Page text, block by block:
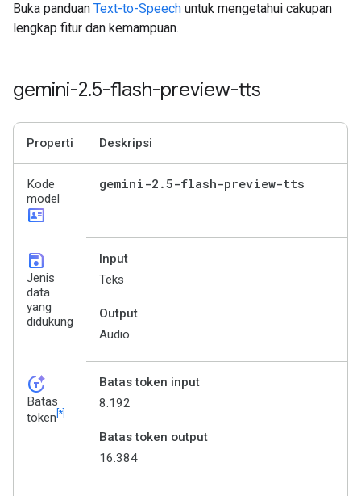
Buka panduan Text-to-Speech untuk mengetahui cakupan
lengkap fitur dan kemampuan.
gemini-2.5-flash-preview-tts
Properti Deskripsi
Kode
model
id_card
gemini-2 .5-flash-preview-tts
save
Jenis
data
yang
didukung
Input
Teks
Output
Audio
token_auto
Batas
token [*]
Batas token input
8.192
Batas token output
16.384